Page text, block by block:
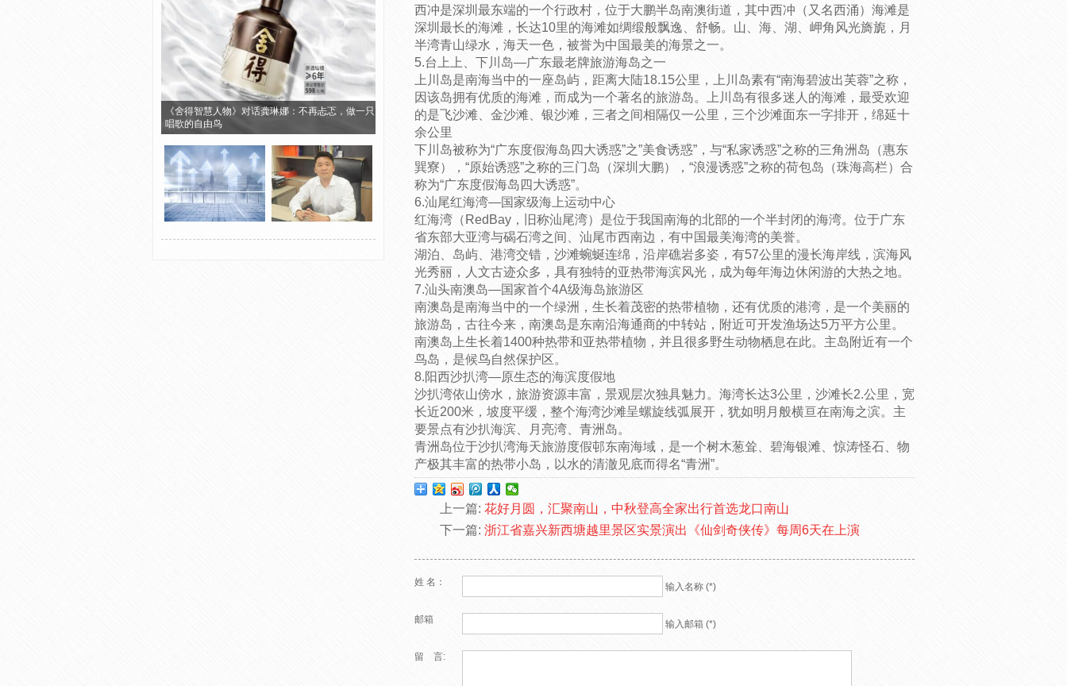
《舍得智慧人物》对话龚琳娜：不再忐忑，做一只
唱歌的自由鸟
西冲是深圳最东端的一个行政村，位于大鹏半岛南澳街道，其中西冲（又名西涌）海滩是
深圳最长的海滩，长达10里的海滩如绸缎般飘逸、舒畅。山、海、湖、岬角风光旖旎，月
半湾青山绿水，海天一色，被誉为中国最美的海景之一。
5.台上上、下川岛—广东最老牌旅游海岛之一
上川岛是南海当中的一座岛屿，距离大陆18.15公里，上川岛素有“南海碧波出芙蓉”之称，
因该岛拥有优质的海滩，而成为一个著名的旅游岛。上川岛有很多迷人的海滩，最受欢迎
的是飞沙滩、金沙滩、银沙滩，三者之间相隔仅一公里，三个沙滩面东一字排开，绵延十
余公里
下川岛被称为“广东度假海岛四大诱惑”之”美食诱惑”，与“私家诱惑”之称的三角洲岛（惠东
巽寮），“原始诱惑”之称的三门岛（深圳大鹏），“浪漫诱惑”之称的荷包岛（珠海高栏）合
称为“广东度假海岛四大诱惑”。
6.汕尾红海湾—国家级海上运动中心
红海湾（RedBay，旧称汕尾湾）是位于我国南海的北部的一个半封闭的海湾。位于广东
省东部大亚湾与碣石湾之间、汕尾市西南边，有中国最美海湾的美誉。
湖泊、岛屿、港湾交错，沙滩蜿蜒连绵，沿岸礁岩多姿，有57公里的漫长海岸线，滨海风
光秀丽，人文古迹众多，具有独特的亚热带海滨风光，成为每年海边休闲游的大热之地。
7.汕头南澳岛—国家首个4A级海岛旅游区
南澳岛是南海当中的一个绿洲，生长着茂密的热带植物，还有优质的港湾，是一个美丽的
旅游岛，古往今来，南澳岛是东南沿海通商的中转站，附近可开发渔场达5万平方公里。
南澳岛上生长着1400种热带和亚热带植物，并且很多野生动物栖息在此。主岛附近有一个
鸟岛，是候鸟自然保护区。
8.阳西沙扒湾—原生态的海滨度假地
沙扒湾依山傍水，旅游资源丰富，景观层次独具魅力。海湾长达3公里，沙滩长2.公里，宽
长近200米，坡度平缓，整个海湾沙滩呈螺旋线弧展开，犹如明月般横亘在南海之滨。主
要景点有沙扒海滨、月亮湾、青洲岛。
青洲岛位于沙扒湾海天旅游度假邨东南海域，是一个树木葱耸、碧海银滩、惊涛怪石、物
产极其丰富的热带小岛，以水的清澈见底而得名“青洲”。
上一篇: 花好月圆，汇聚南山，中秋登高全家出行首选龙口南山
下一篇: 浙江省嘉兴新西塘越里景区实景演出《仙剑奇侠传》每周6天在上演
姓 名： 输入名称 (*)
邮箱 输入邮箱 (*)
留 言: